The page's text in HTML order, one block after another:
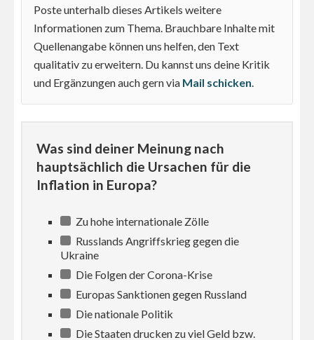
Poste unterhalb dieses Artikels weitere
Informationen zum Thema. Brauchbare Inhalte mit
Quellenangabe können uns helfen, den Text
qualitativ zu erweitern. Du kannst uns deine Kritik
und Ergänzungen auch gern via Mail schicken.
Was sind deiner Meinung nach
hauptsächlich die Ursachen für die
Inflation in Europa?
Zu hohe internationale Zölle
Russlands Angriffskrieg gegen die
Ukraine
Die Folgen der Corona-Krise
Europas Sanktionen gegen Russland
Die nationale Politik
Die Staaten drucken zu viel Geld bzw.